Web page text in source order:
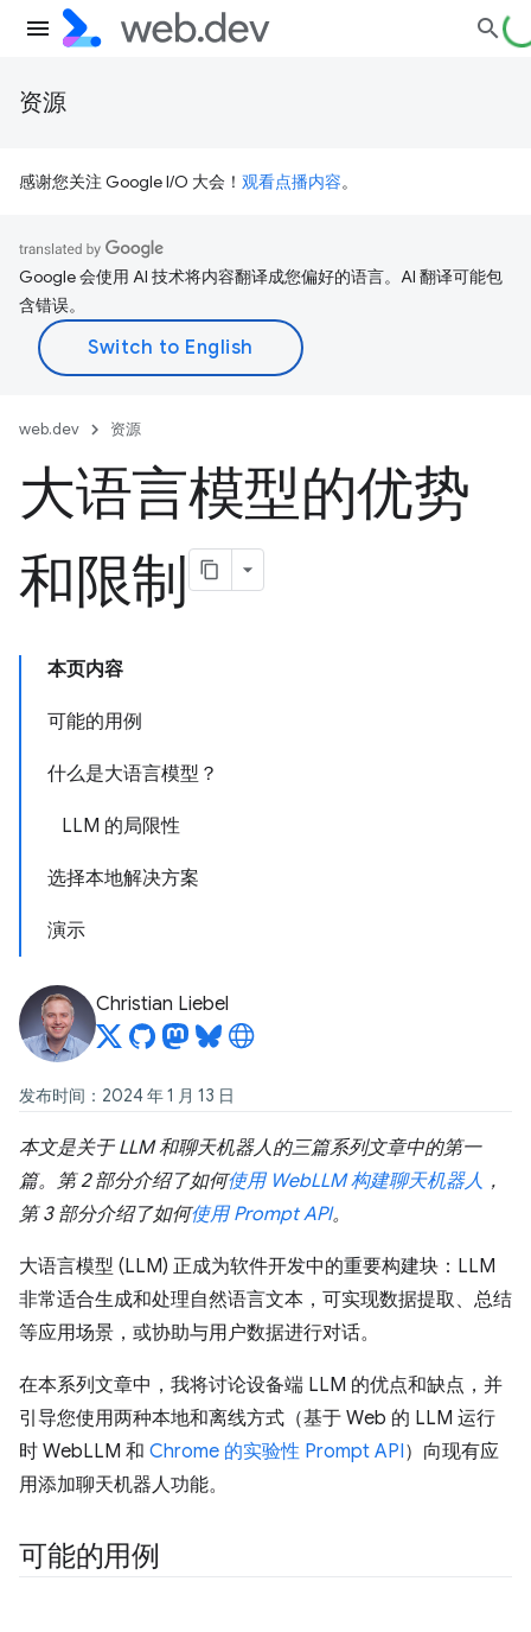
资源
感谢您关注 Google I/O 大会！ 观看点播内容。
Google 会使用 AI 技术将内容翻译成您偏好的语言。AI 翻译可能包
含错误。
web.dev 资源
大语言模型的优势
和限制
本页内容
可能的用例
什么是大语言模型？
LLM 的局限性
选择本地解决方案
演示
Christian Liebel
发布时间：2024 年 1 月 13 日
本文是关于 LLM 和聊天机器人的三篇系列文章中的第一
篇。第 2 部分介绍了如何使用 WebLLM 构建聊天机器人 ，
第 3 部分介绍了如何使用 Prompt API。
大语言模型 (LLM) 正成为软件开发中的重要构建块：LLM
非常适合生成和处理自然语言文本，可实现数据提取、总结
等应用场景，或协助与用户数据进行对话。
在本系列文章中，我将讨论设备端 LLM 的优点和缺点，并
引导您使用两种本地和离线方式（基于 Web 的 LLM 运行
时 WebLLM 和 Chrome 的实验性 Prompt API）向现有应
用添加聊天机器人功能。
可能的用例